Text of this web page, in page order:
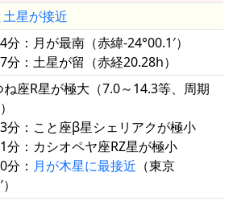
星が接近
分：月が最南（赤緯-24°00.1′）
分：土星が留（赤経20.28h）
ね座R星が極大（7.0～14.3等、周期
分：こと座β星シェリアクが極小
分：カシオペヤ座RZ星が極小
分： 月が木星に最接近 （東京